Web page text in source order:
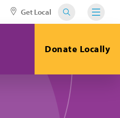
Get Local
Donate Locally